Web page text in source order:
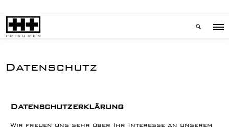
Datenschutz
Datenschutzerklärung
Wir freuen uns sehr über Ihr Interesse an unserem